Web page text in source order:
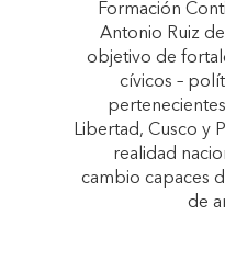
Formación
Antonio Ruiz
objetivo de
cívicos –
Libertad, Cusco y
realidad
cambio capaces
de